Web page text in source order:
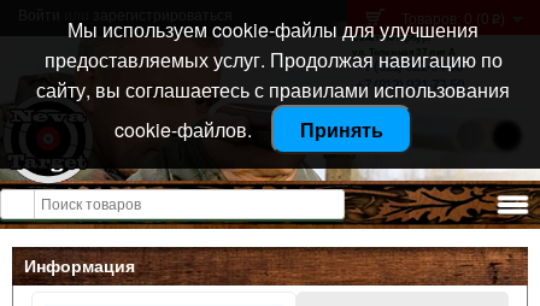
Санкт-Петербург
ул. Тележная 37 лит А
+7 (911) 021-04-08
+7 (812) 921-73-50
Товаров: 0 (0 p )
Открыть меню
Информация
Мы используем cookie-файлы для улучшения
предоставляемых услуг. Продолжая навигацию по
сайту, вы соглашаетесь с правилами использования
cookie-файлов.
Принять